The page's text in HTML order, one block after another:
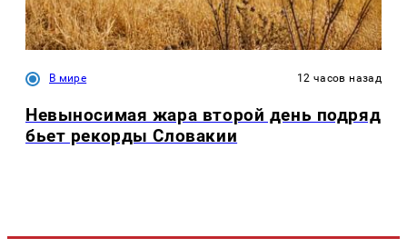
В мире 12 часов назад
Невыносимая жара второй день подряд
бьет рекорды Словакии